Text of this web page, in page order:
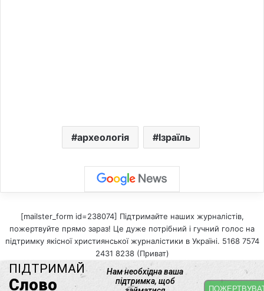
археологія Ізраїль
[mailster_form id=238074] Підтримайте наших журналістів,
пожертвуйте прямо зараз! Це дуже потрібний і гучний голос на
підтримку якісної християнської журналістики в Україні. 5168 7574
2431 8238 (Приват)